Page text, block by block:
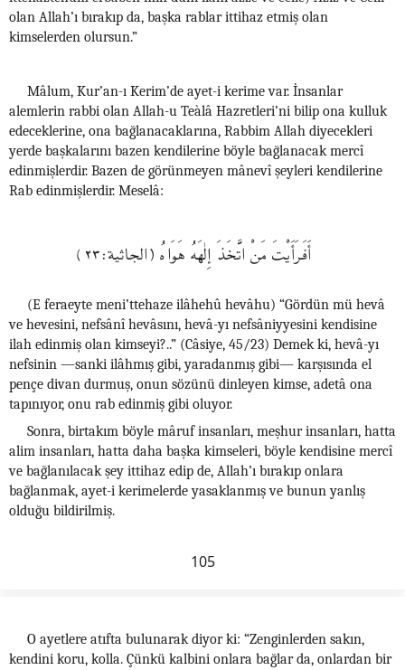
olan Allah’ı bırakıp da, başka rablar ittihaz etmiş olan
kimselerden olursun.”
Mâlum, Kur’an-ı Kerim’de ayet-i kerime var. İnsanlar
alemlerin rabbi olan Allah-u Teàlâ Hazretleri’ni bilip ona kulluk
edeceklerine, ona bağlanacaklarına, Rabbim Allah diyecekleri
yerde başkalarını bazen kendilerine böyle bağlanacak mercî
edinmişlerdir. Bazen de görünmeyen mânevî şeyleri kendilerine
Rab edinmişlerdir. Meselâ:
أَفَرَأَيْتَ مَنْ اتَّخَذَ إِلٰهَهُ هَوَاهُ (الجاثية:٢٣)
(E feraeyte meni’ttehaze ilâhehû hevâhu) “Gördün mü hevâ
ve hevesini, nefsânî hevâsını, hevâ-yı nefsâniyyesini kendisine
ilah edinmiş olan kimseyi?..” (Câsiye, 45/23) Demek ki, hevâ-yı
nefsinin —sanki ilâhmış gibi, yaradanmış gibi— karşısında el
pençe divan durmuş, onun sözünü dinleyen kimse, adetâ ona
tapınıyor, onu rab edinmiş gibi oluyor.
Sonra, birtakım böyle mâruf insanları, meşhur insanları, hatta
alim insanları, hatta daha başka kimseleri, böyle kendisine mercî
ve bağlanılacak şey ittihaz edip de, Allah’ı bırakıp onlara
bağlanmak, ayet-i kerimelerde yasaklanmış ve bunun yanlış
olduğu bildirilmiş.
105
O ayetlere atıfta bulunarak diyor ki: “Zenginlerden sakın,
kendini koru, kolla. Çünkü kalbini onlara bağlar da, onlardan bir